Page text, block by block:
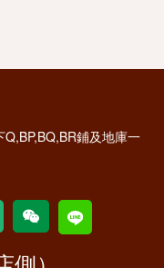
鋪及地庫一